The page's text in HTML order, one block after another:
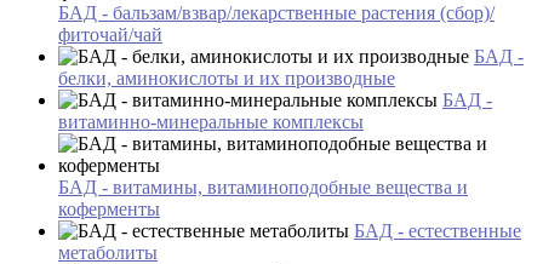
БАД - бальзам/взвар/лекарственные растения (сбор)/
фиточай/чай
БАД -
белки, аминокислоты и их производные
БАД -
витаминно-минеральные комплексы
БАД - витамины, витаминоподобные вещества и
коферменты
БАД - естественные
метаболиты